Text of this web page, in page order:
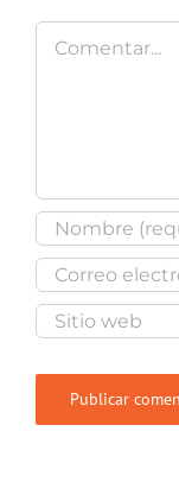
Comentar